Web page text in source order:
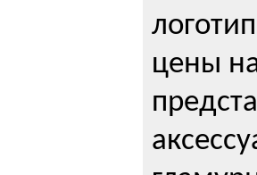
цены